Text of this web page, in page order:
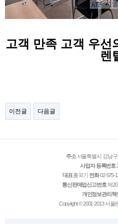
고객 만족 고객 우선
렌
이전글 다음글
주소서울특별시 강남구
사업자 등록번호
대표홍국기 전화02-575-
통신판매업신고번호제
개인정보관리책
Copyright © 2001-2013 서울